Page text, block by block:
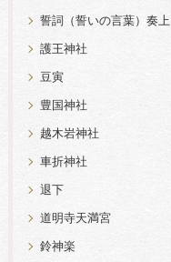
誓詞（誓いの言葉）奏上
護王神社
豆寅
豊国神社
越木岩神社
車折神社
退下
道明寺天満宮
鈴神楽